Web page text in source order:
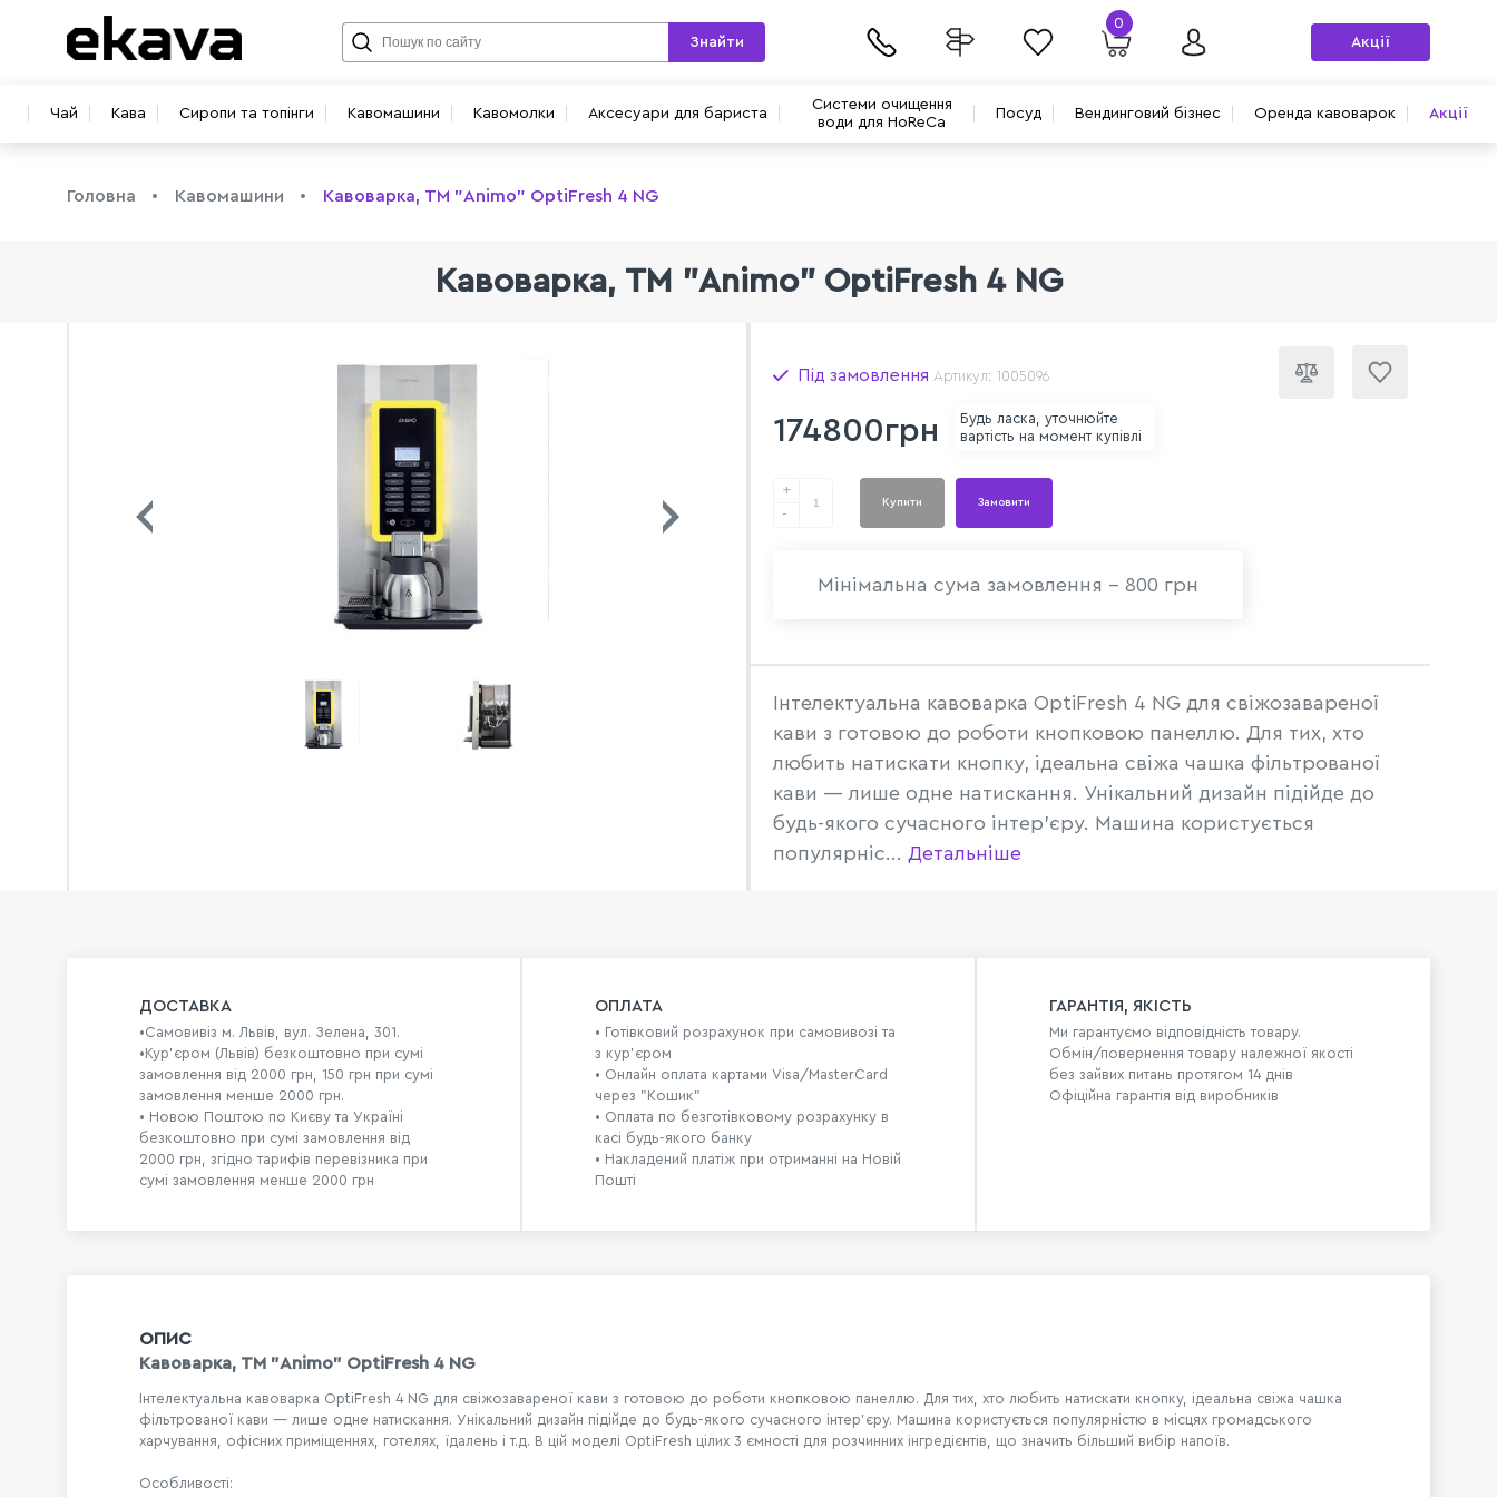
Чай Кава Сиропи та топінги Кавомашини Кавомолки Аксесуари для бариста
Системи очищення
води для HoReCa
Посуд Вендинговий бізнес Оренда кавоварок Акції
Знайти
0
Акції
Головна Кавомашини Кавоварка, ТМ "Animo" OptiFresh 4 NG
Кавоварка, ТМ "Animo" OptiFresh 4 NG
Під замовлення Артикул: 1005096
174800грн
Будь ласка, уточнюйте
вартість на момент купівлі
+
-
Купити Замовити
Мінімальна сума замовлення - 800 грн
Інтелектуальна кавоварка OptiFresh 4 NG для свіжозавареної
кави з готовою до роботи кнопковою панеллю. Для тих, хто
любить натискати кнопку, ідеальна свіжа чашка фільтрованої
кави — лише одне натискання. Унікальний дизайн підійде до
будь-якого сучасного інтер'єру. Машина користується
популярніс... Детальніше
ДОСТАВКА
•Самовивіз м. Львів, вул. Зелена, 301.
•Кур'єром (Львів) безкоштовно при сумі
замовлення від 2000 грн, 150 грн при сумі
замовлення менше 2000 грн.
• Новою Поштою по Києву та Україні
безкоштовно при сумі замовлення від
2000 грн, згідно тарифів перевізника при
сумі замовлення менше 2000 грн
ОПЛАТА
• Готівковий розрахунок при самовивозі та
з кур’єром
• Онлайн оплата картами Visa/MasterCard
через "Кошик"
• Оплата по безготівковому розрахунку в
касі будь-якого банку
• Накладений платіж при отриманні на Новій
Пошті
ГАРАНТІЯ, ЯКІСТЬ
Ми гарантуємо відповідність товару.
Обмін/повернення товару належної якості
без зайвих питань протягом 14 днів
Офіційна гарантія від виробників
ОПИС
Кавоварка, ТМ "Animo" OptiFresh 4 NG
Інтелектуальна кавоварка OptiFresh 4 NG для свіжозавареної кави з готовою до роботи кнопковою панеллю. Для тих, хто любить натискати кнопку, ідеальна свіжа чашка
фільтрованої кави — лише одне натискання. Унікальний дизайн підійде до будь-якого сучасного інтер'єру. Машина користується популярністю в місцях громадського
харчування, офісних приміщеннях, готелях, їдалень і т.д. В цій моделі OptiFresh цілих 3 ємності для розчинних інгредієнтів, що значить більший вибір напоїв.
Особливості: